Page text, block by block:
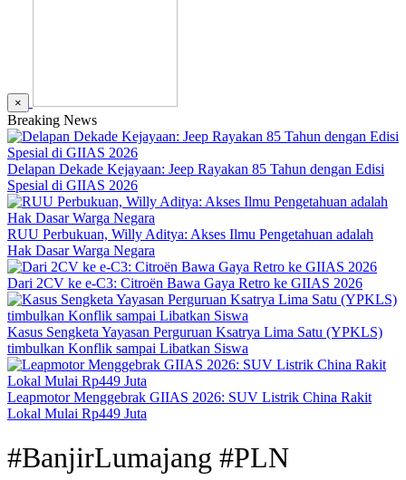
×
Breaking News
Delapan Dekade Kejayaan: Jeep Rayakan 85 Tahun dengan Edisi
Spesial di GIIAS 2026
RUU Perbukuan, Willy Aditya: Akses Ilmu Pengetahuan adalah
Hak Dasar Warga Negara
Dari 2CV ke e-C3: Citroën Bawa Gaya Retro ke GIIAS 2026
Kasus Sengketa Yayasan Perguruan Ksatrya Lima Satu (YPKLS)
timbulkan Konflik sampai Libatkan Siswa
Leapmotor Menggebrak GIIAS 2026: SUV Listrik China Rakit
Lokal Mulai Rp449 Juta
#BanjirLumajang #PLN